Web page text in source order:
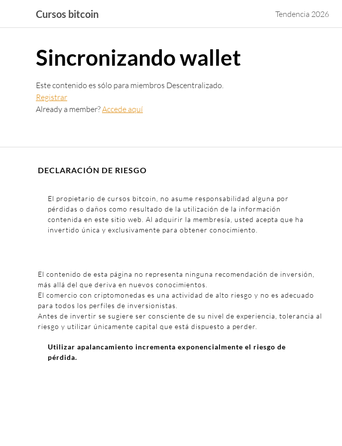
contenido
Cursos bitcoin Tendencia 2026
Sincronizando wallet
Este contenido es sólo para miembros Descentralizado.
Registrar
Already a member?Accede aquí
DECLARACIÓN DE RIESGO
El propietario de cursos bitcoin, no asume responsabilidad alguna por
pérdidas o daños como resultado de la utilización de la información
contenida en este sitio web. Al adquirir la membresía, usted acepta que ha
invertido única y exclusivamente para obtener conocimiento.
El contenido de esta página no representa ninguna recomendación de inversión,
más allá del que deriva en nuevos conocimientos.
El comercio con criptomonedas es una actividad de alto riesgo y no es adecuado
para todos los perfiles de inversionistas.
Antes de invertir se sugiere ser consciente de su nivel de experiencia, tolerancia al
riesgo y utilizar únicamente capital que está dispuesto a perder.
Utilizar apalancamiento incrementa exponencialmente el riesgo de
pérdida.